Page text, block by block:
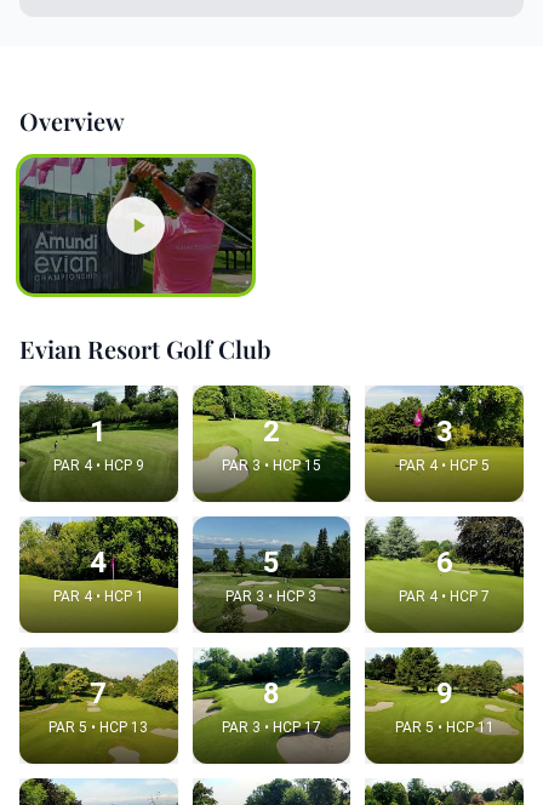
Overview
Evian Resort Golf Club
1
PAR 4 • HCP 9
2
PAR 3 • HCP 15
3
PAR 4 • HCP 5
4
PAR 4 • HCP 1
5
PAR 3 • HCP 3
6
PAR 4 • HCP 7
7
PAR 5 • HCP 13
8
PAR 3 • HCP 17
9
PAR 5 • HCP 11